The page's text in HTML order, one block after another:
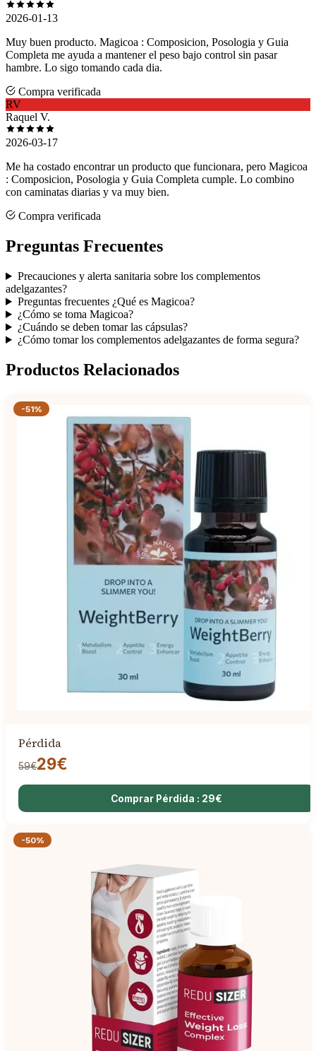
2026-01-13
Muy buen producto. Magicoa : Composicion, Posologia y Guia
Completa me ayuda a mantener el peso bajo control sin pasar
hambre. Lo sigo tomando cada dia.
Compra verificada
RV
Raquel V.
2026-03-17
Me ha costado encontrar un producto que funcionara, pero Magicoa
: Composicion, Posologia y Guia Completa cumple. Lo combino
con caminatas diarias y va muy bien.
Compra verificada
Preguntas Frecuentes
Precauciones y alerta sanitaria sobre los complementos
adelgazantes?
Preguntas frecuentes ¿Qué es Magicoa?
¿Cómo se toma Magicoa?
¿Cuándo se deben tomar las cápsulas?
¿Cómo tomar los complementos adelgazantes de forma segura?
Productos Relacionados
-51%
Pérdida
59€29€
Comprar Pérdida : 29€
-50%